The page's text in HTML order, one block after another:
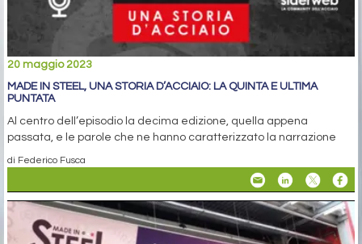
20 maggio 2023
MADE IN STEEL, UNA STORIA D’ACCIAIO: LA QUINTA E ULTIMA
PUNTATA
Al centro dell’episodio la decima edizione, quella appena
passata, e le parole che ne hanno caratterizzato la narrazione
di Federico Fusca